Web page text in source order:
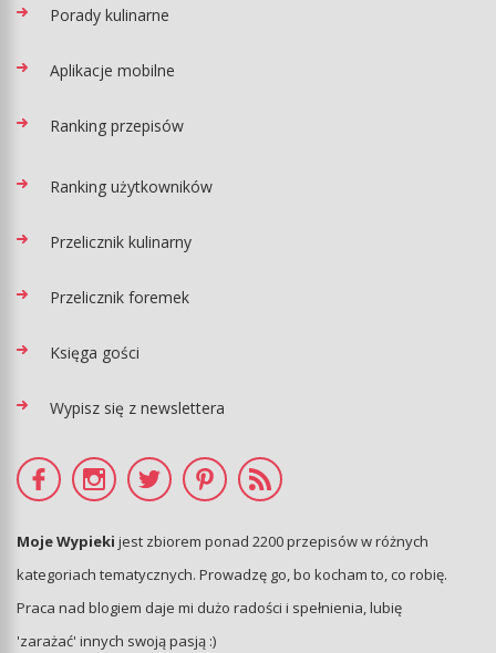
Porady kulinarne
Aplikacje mobilne
Ranking przepisów
Ranking użytkowników
Przelicznik kulinarny
Przelicznik foremek
Księga gości
Wypisz się z newslettera
Moje Wypieki jest zbiorem ponad 2200 przepisów w różnych
kategoriach tematycznych. Prowadzę go, bo kocham to, co robię.
Praca nad blogiem daje mi dużo radości i spełnienia, lubię
'zarażać' innych swoją pasją :)